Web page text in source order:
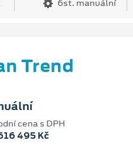
6st. manuální
Trend
cena s DPH
495 Kč